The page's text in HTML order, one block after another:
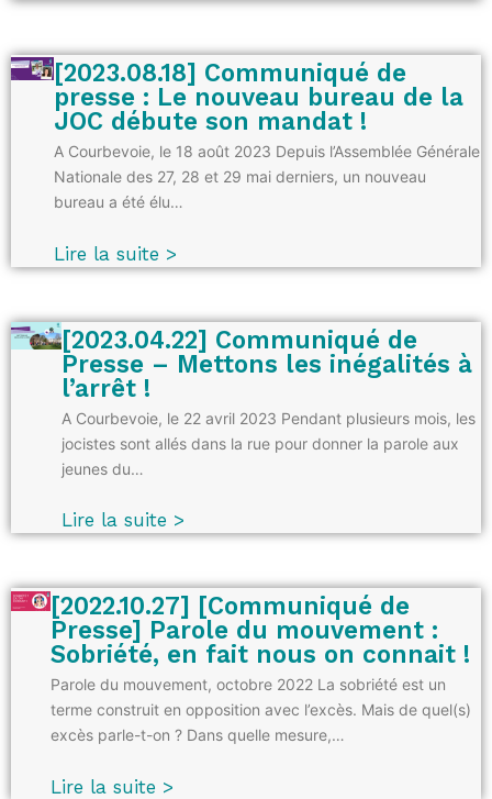
[2023.08.18] Communiqué de
presse : Le nouveau bureau de la
JOC débute son mandat !
A Courbevoie, le 18 août 2023 Depuis l’Assemblée Générale
Nationale des 27, 28 et 29 mai derniers, un nouveau
bureau a été élu…
Lire la suite >
[2023.04.22] Communiqué de
Presse – Mettons les inégalités à
l’arrêt !
A Courbevoie, le 22 avril 2023 Pendant plusieurs mois, les
jocistes sont allés dans la rue pour donner la parole aux
jeunes du…
Lire la suite >
[2022.10.27] [Communiqué de
Presse] Parole du mouvement :
Sobriété, en fait nous on connait !
Parole du mouvement, octobre 2022 La sobriété est un
terme construit en opposition avec l’excès. Mais de quel(s)
excès parle-t-on ? Dans quelle mesure,…
Lire la suite >